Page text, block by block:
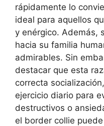
rápidamente lo
ideal para aquellos
y enérgico. Además,
hacia su familia
admirables. Sin
destacar que esta
correcta
ejercicio diario para
destructivos o
el border collie